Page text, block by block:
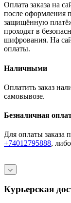
Оплата заказа на
после оформления
защищённую
проходят в
шифрования. На
оплаты.
Наличными
Оплатить заказ
самовывозе.
Безналичная
Для оплаты заказа
+74012795888,
Курьерская